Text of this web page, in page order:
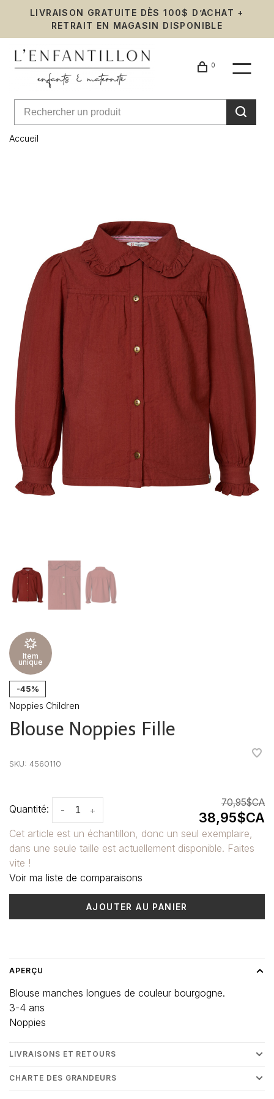
LIVRAISON GRATUITE DÈS 100$ D’ACHAT +
RETRAIT EN MAGASIN DISPONIBLE
0
Accueil
Item
unique
-45%
Noppies Children
Blouse Noppies Fille
SKU: 4560110
Quantité: +
-
70,95$CA
38,95$CA
Cet article est un échantillon, donc un seul exemplaire,
dans une seule taille est actuellement disponible. Faites
vite !
Voir ma liste de comparaisons
AJOUTER AU PANIER
APERÇU
Blouse manches longues de couleur bourgogne.
3-4 ans
Noppies
LIVRAISONS ET RETOURS
CHARTE DES GRANDEURS